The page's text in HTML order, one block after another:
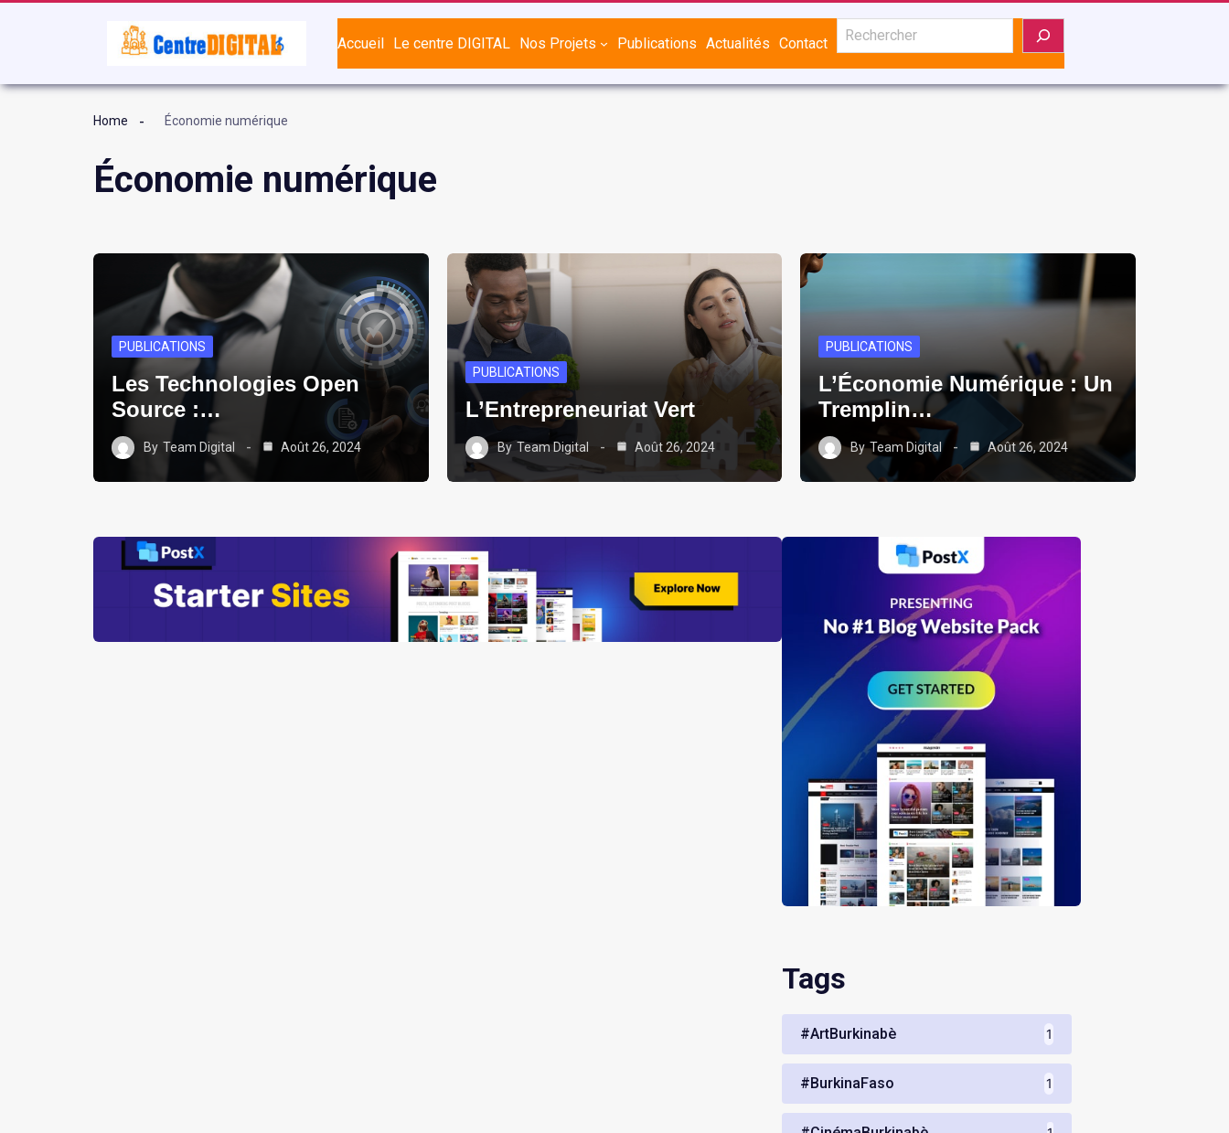
Accueil Le centre DIGITAL Nos Projets Publications Actualités Contact
Rechercher
Home Économie numérique
Économie numérique
PUBLICATIONS
Les Technologies Open
Source :…
By Team Digital Août 26, 2024
PUBLICATIONS
L’Entrepreneuriat Vert
By Team Digital Août 26, 2024
PUBLICATIONS
L’Économie Numérique : Un
Tremplin…
By Team Digital Août 26, 2024
Tags
#ArtBurkinabè 1
#BurkinaFaso 1